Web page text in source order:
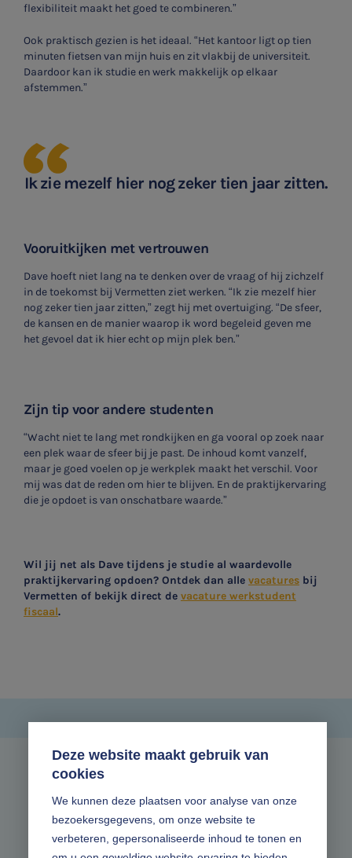
Deze website maakt gebruik van
cookies
We kunnen deze plaatsen voor analyse van onze
bezoekersgegevens, om onze website te
verbeteren, gepersonaliseerde inhoud te tonen en
Contact
Locaties
Audit
flexibiliteit maakt het goed te combineren.”
Ook praktisch gezien is het ideaal. “Het kantoor ligt op tien
minuten fietsen van mijn huis en zit vlakbij de universiteit.
Daardoor kan ik studie en werk makkelijk op elkaar
afstemmen.”
Ik zie mezelf hier nog zeker tien jaar zitten.
Vooruitkijken met vertrouwen
Dave hoeft niet lang na te denken over de vraag of hij zichzelf
in de toekomst bij Vermetten ziet werken. “Ik zie mezelf hier
nog zeker tien jaar zitten,” zegt hij met overtuiging. “De sfeer,
de kansen en de manier waarop ik word begeleid geven me
het gevoel dat ik hier echt op mijn plek ben.”
Zijn tip voor andere studenten
“Wacht niet te lang met rondkijken en ga vooral op zoek naar
een plek waar de sfeer bij je past. De inhoud komt vanzelf,
maar je goed voelen op je werkplek maakt het verschil. Voor
mij was dat de reden om hier te blijven. En de praktijkervaring
die je opdoet is van onschatbare waarde.”
Wil jij net als Dave tijdens je studie al waardevolle
praktijkervaring opdoen? Ontdek dan alle vacatures bij
Vermetten of bekijk direct de vacature werkstudent
fiscaal.
Volg ons online